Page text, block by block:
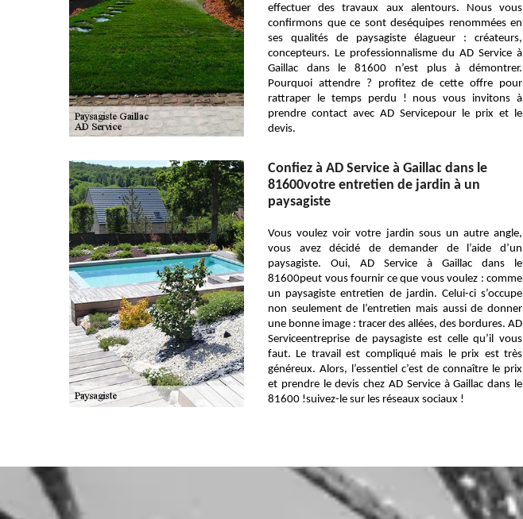
effectuer des travaux aux alentours. Nous vous
confirmons que ce sont deséquipes renommées en
ses qualités de paysagiste élagueur : créateurs,
concepteurs. Le professionnalisme du AD Service à
Gaillac dans le 81600 n’est plus à démontrer.
Pourquoi attendre ? profitez de cette offre pour
rattraper le temps perdu ! nous vous invitons à
prendre contact avec AD Servicepour le prix et le
devis.
Confiez à AD Service à Gaillac dans le
81600votre entretien de jardin à un
paysagiste
Vous voulez voir votre jardin sous un autre angle,
vous avez décidé de demander de l’aide d’un
paysagiste. Oui, AD Service à Gaillac dans le
81600peut vous fournir ce que vous voulez : comme
un paysagiste entretien de jardin. Celui-ci s’occupe
non seulement de l’entretien mais aussi de donner
une bonne image : tracer des allées, des bordures. AD
Serviceentreprise de paysagiste est celle qu’il vous
faut. Le travail est compliqué mais le prix est très
généreux. Alors, l’essentiel c’est de connaître le prix
et prendre le devis chez AD Service à Gaillac dans le
81600 !suivez-le sur les réseaux sociaux !